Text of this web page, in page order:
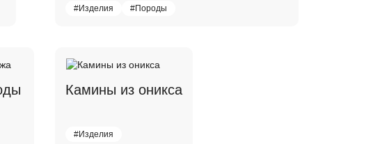
#Изделия #Породы
Камины из оникса
#Изделия